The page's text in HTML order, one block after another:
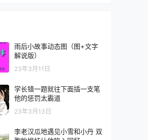
雨后小故事动态图（图+文字
解说版）
23年3月11日
学长错一题就往下面插一支笔
他的惩罚太霸道
23年3月13日
李老汉瓜地遇见小雪和小丹 双